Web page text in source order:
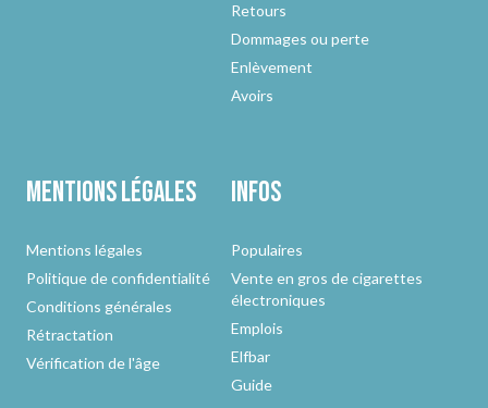
Retours
Dommages ou perte
Enlèvement
Avoirs
Mentions légales
Mentions légales
Politique de confidentialité
Conditions générales
Rétractation
Vérification de l'âge
Infos
Populaires
Vente en gros de cigarettes
électroniques
Emplois
Elfbar
Guide